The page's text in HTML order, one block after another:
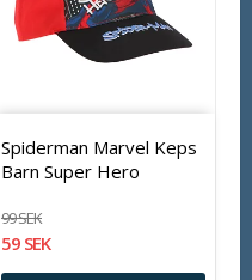
Spiderman Marvel Keps
Barn Super Hero
99 SEK
59 SEK